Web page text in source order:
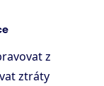
z
ztráty